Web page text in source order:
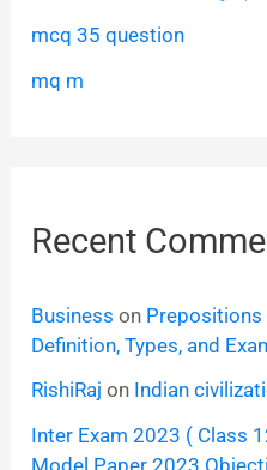
mcq 35 question
mq m
Recent
Business on Prepositions
Definition, Types, and
RishiRaj on Indian
Inter Exam 2023 ( Class